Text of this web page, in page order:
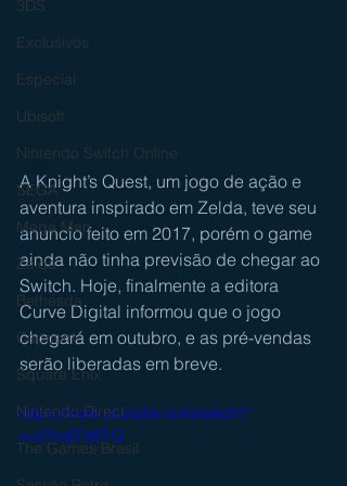
3DS
Exclusivos
Especial
Ubisoft
Nintendo Switch Online
SEGA
Mega Man
Zelda
Bethesda
Capcom
Square Enix
Nintendo Direct
The Games Brasil
A Knight’s Quest, um jogo de ação e
aventura inspirado em Zelda, teve seu
anuncio feito em 2017, porém o game
ainda não tinha previsão de chegar ao
Switch. Hoje, finalmente a editora
Curve Digital informou que o jogo
chegará em outubro, e as pré-vendas
serão liberadas em breve.
https://www.youtube.com/watch?
v=27tv6T48T-Q